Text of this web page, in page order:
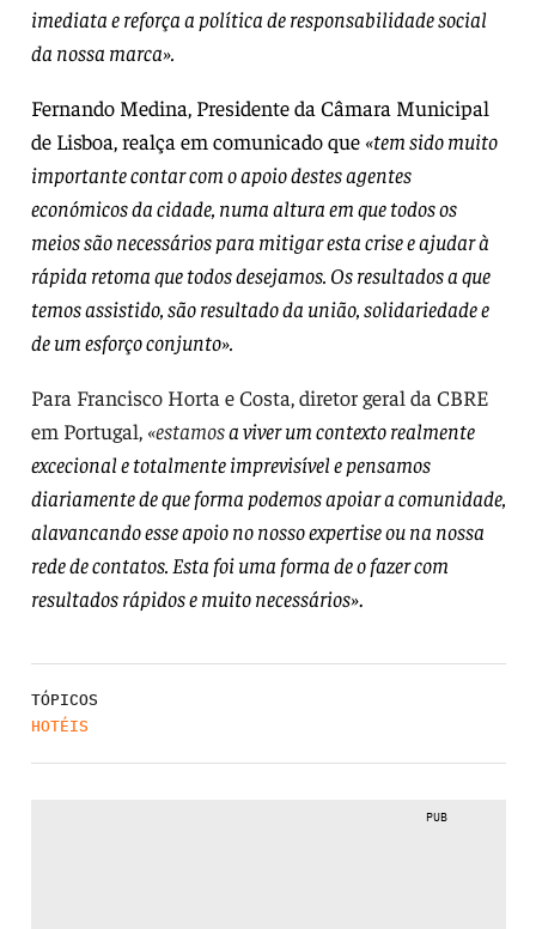
imediata e reforça a política de responsabilidade social
da nossa marca».
Fernando Medina, Presidente da Câmara Municipal
de Lisboa, realça em comunicado que «tem sido muito
importante contar com o apoio destes agentes
económicos da cidade, numa altura em que todos os
meios são necessários para mitigar esta crise e ajudar à
rápida retoma que todos desejamos. Os resultados a que
temos assistido, são resultado da união, solidariedade e
de um esforço conjunto».
Para Francisco Horta e Costa, diretor geral da CBRE
em Portugal, «estamosa viver um contexto realmente
excecional e totalmente imprevisível e pensamos
diariamente de que forma podemos apoiar a comunidade,
alavancando esse apoio no nosso expertise ou na nossa
rede de contatos. Esta foi uma forma de o fazer com
resultados rápidos e muito necessários».
TÓPICOS
HOTÉIS
PUB